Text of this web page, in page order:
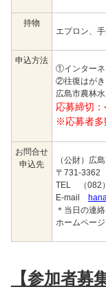
持物
エプロン、
申込方法
①インターネ
②往復はがき
広島市農林
応募締切
※応募者多
お問合せ
申込先
（公財）広
〒731-3362
TEL （082
E-mail
＊当日の連
ホームペー
【参加者募